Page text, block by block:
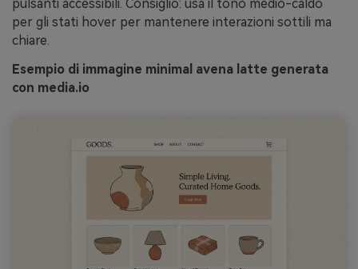
pulsanti accessibili. Consiglio: usa il tono medio-caldo
per gli stati hover per mantenere interazioni sottili ma
chiare.
Esempio di immagine minimal avena latte generata
con media.io